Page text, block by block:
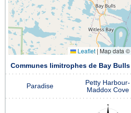
Leaflet | Map data ©
Communes limitrophes de Bay Bulls
Paradise
Petty Harbour-
Maddox Cove